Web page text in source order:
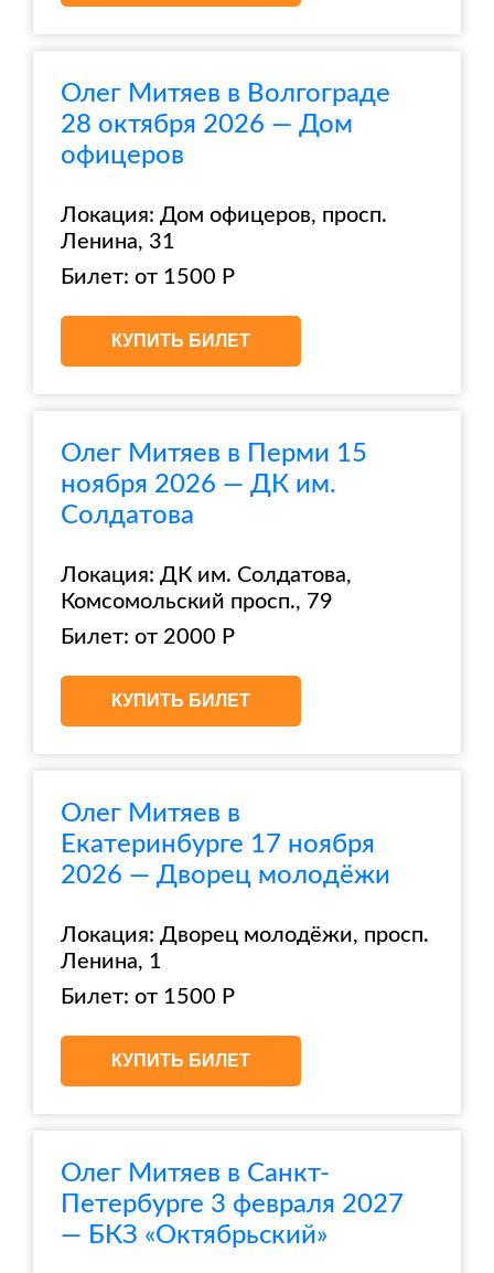
Олег Митяев в Волгограде
28 октября 2026 — Дом
офицеров
Локация: Дом офицеров, просп.
Ленина, 31
Билет: от 1500 Р
КУПИТЬ БИЛЕТ
Олег Митяев в Перми 15
ноября 2026 — ДК им.
Солдатова
Локация: ДК им. Солдатова,
Комсомольский просп., 79
Билет: от 2000 Р
КУПИТЬ БИЛЕТ
Олег Митяев в
Екатеринбурге 17 ноября
2026 — Дворец молодёжи
Локация: Дворец молодёжи, просп.
Ленина, 1
Билет: от 1500 Р
КУПИТЬ БИЛЕТ
Олег Митяев в Санкт-
Петербурге 3 февраля 2027
— БКЗ «Октябрьский»